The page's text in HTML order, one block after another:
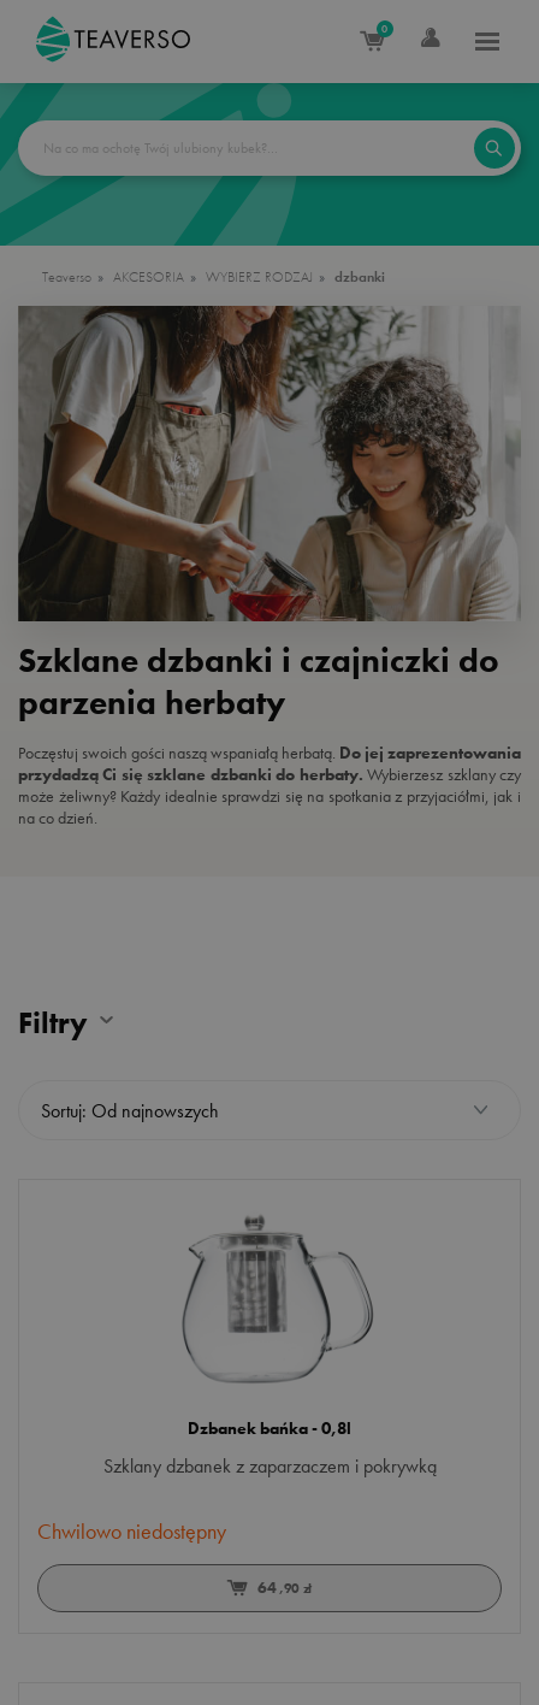
0
Teaverso AKCESORIA WYBIERZ RODZAJ dzbanki
Szklane dzbanki i czajniczki do
parzenia herbaty
Poczęstuj swoich gości naszą wspaniałą herbatą. Do jej zaprezentowania
przydadzą Ci się szklane dzbanki do herbaty.Wybierzesz szklany czy
może żeliwny? Każdy idealnie sprawdzi się na spotkania z przyjaciółmi, jak i
na co dzień.
szkło
STYL
Filtry
Sortuj: Od najnowszych
Dzbanek bańka - 0,8l
Szklany dzbanek z zaparzaczem i pokrywką
Chwilowo niedostępny
64,90 zł